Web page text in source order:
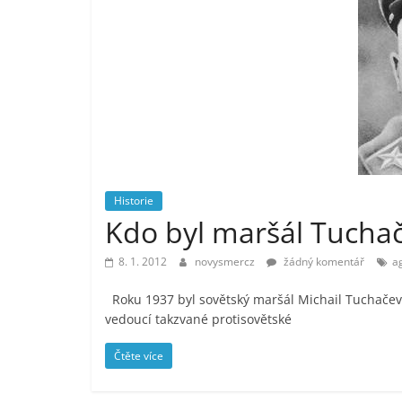
Historie
Kdo byl maršál
8. 1. 2012 novysmercz žádný komentář
Roku 1937 byl sovětský maršál Michail
vedoucí takzvané protisovětské
Čtěte více